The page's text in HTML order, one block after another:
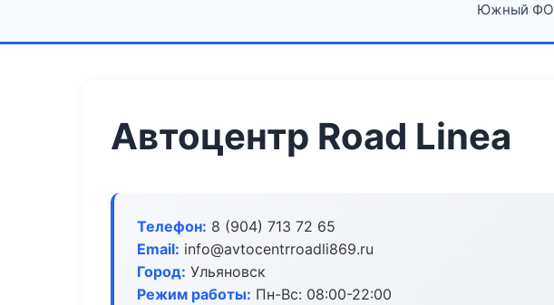
Южный ФО
Автоцентр Road Linea
Телефон: 8 (904) 713 72 65
Email: info@avtocentrroadli869.ru
Город: Ульяновск
Режим работы: Пн-Вс: 08:00-22:00